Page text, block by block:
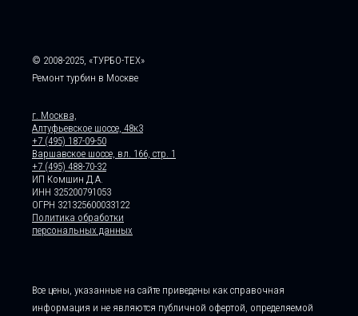
© 2008-2025, «ТУРБО-ТЕХ»
Ремонт турбин в Москве
г. Москва,
Алтуфьевское шоссе, 48к3
+7 (495) 187-09-50
Варшавское шоссе, вл. 166, стр. 1
+7 (495) 488-70-32
ИП Комшин Д.А.
ИНН 325200791053
ОГРН 321325600033122
Политика обработки
персональных данных
Все цены, указанные на сайте приведены как справочная
информация и не являются публичной офертой, определяемой